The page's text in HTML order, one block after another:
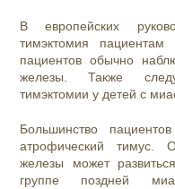
В европейских
тимэктомия
пациентов обычно
железы. Также
тимэктомии у детей с
Большинство
атрофический тимус.
железы может
группе поздней